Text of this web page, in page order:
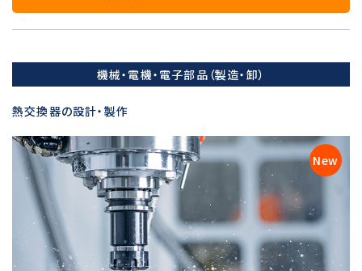
機械・電機・電子部品（製造・卸）
熱交換器の設計・製作